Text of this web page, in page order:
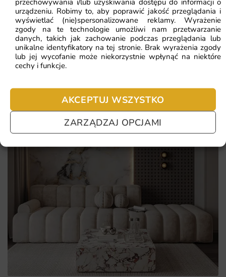
urządzeniu. Robimy to, aby poprawić jakość przeglądania i
wyświetlać (nie)spersonalizowane reklamy. Wyrażenie
zgody na te technologie umożliwi nam przetwarzanie
danych, takich jak zachowanie podczas przeglądania lub
unikalne identyfikatory na tej stronie. Brak wyrażenia zgody
lub jej wycofanie może niekorzystnie wpłynąć na niektóre
cechy i funkcje.
AKCEPTUJ WSZYSTKO
ZARZĄDZAJ OPCJAMI
Chłodna, świeża paleta dodająca lekkości
Optyczne powiększenie i rozjaśnienie wnętrza
Wysoka jakość druku oddająca strukturę śniegu
Pomagamy i doradzamy przy każdym zakupie. Ale jeżeli
nie chcesz czekać – sprawdź najczęściej zadawane pytania.